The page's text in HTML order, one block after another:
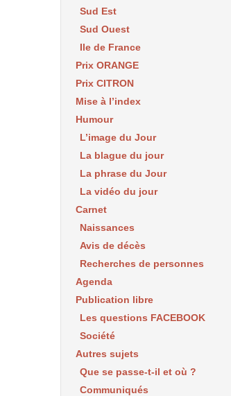
Sud Est
Sud Ouest
Ile de France
Prix ORANGE
Prix CITRON
Mise à l’index
Humour
L’image du Jour
La blague du jour
La phrase du Jour
La vidéo du jour
Carnet
Naissances
Avis de décès
Recherches de personnes
Agenda
Publication libre
Les questions FACEBOOK
Société
Autres sujets
Que se passe-t-il et où ?
Communiqués